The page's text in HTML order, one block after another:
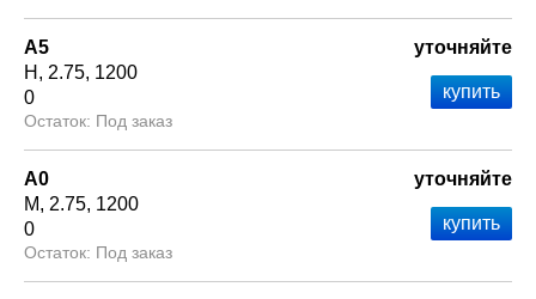
А5
Н
2.75 1200
0
Под заказ
уточняйте
А0
М
2.75 1200
0
Под заказ
уточняйте